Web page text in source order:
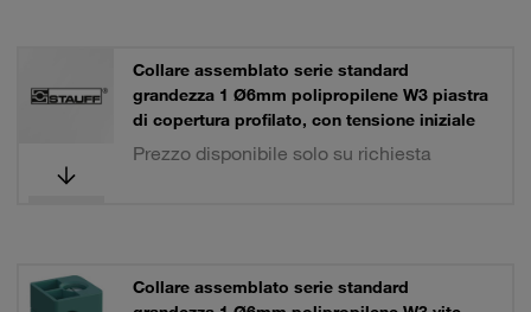
Collare assemblato serie standard
grandezza 1 Ø6mm polipropilene W3 piastra
di copertura profilato, con tensione iniziale
Prezzo disponibile solo su richiesta
Collare assemblato serie standard